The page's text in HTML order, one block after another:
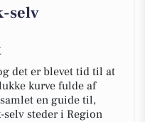
selv
det er blevet tid til at
kurve fulde af
en guide til,
steder i Region